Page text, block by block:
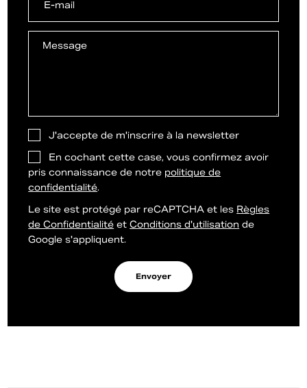
J'accepte de m'inscrire à la newsletter
En cochant cette case, vous confirmez avoir
pris connaissance de notre politique de
confidentialité.
Le site est protégé par reCAPTCHA et les Règles
de Confidentialité etConditions d'utilisation de
Google s'appliquent.
Envoyer